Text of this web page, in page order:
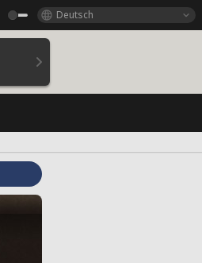
Deutsch